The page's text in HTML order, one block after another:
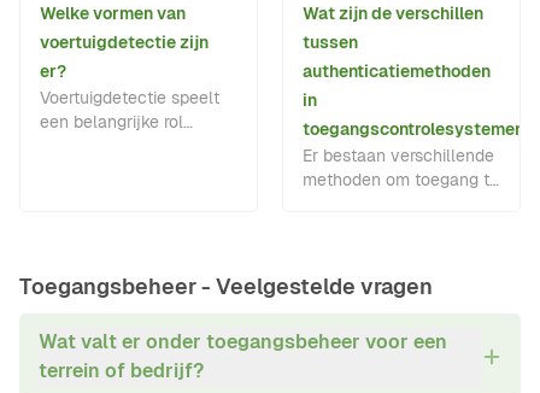
Welke vormen van
voertuigdetectie zijn
er?
Voertuigdetectie speelt
een belangrijke rol
Wat zijn de verschillen
tussen
authenticatiemethoden
in
toegangscontrolesystemen?
Er bestaan verschillende
methoden om toegang te
en specifieke
toepassingen.
Toegangsbeheer - Veelgestelde vragen
Wat valt er onder toegangsbeheer voor een
terrein of bedrijf?